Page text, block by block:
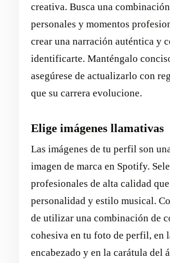
creativa. Busca una
personales y momentos
crear una narración auténtica y
identificarte. Manténgalo
asegúrese de actualizarlo con
que su carrera evolucione.
Elige imágenes llamativas
Las imágenes de tu perfil son
imagen de marca en Spotify.
profesionales de alta calidad
personalidad y estilo musical.
de utilizar una combinación de
cohesiva en tu foto de perfil, en
encabezado y en la carátula del